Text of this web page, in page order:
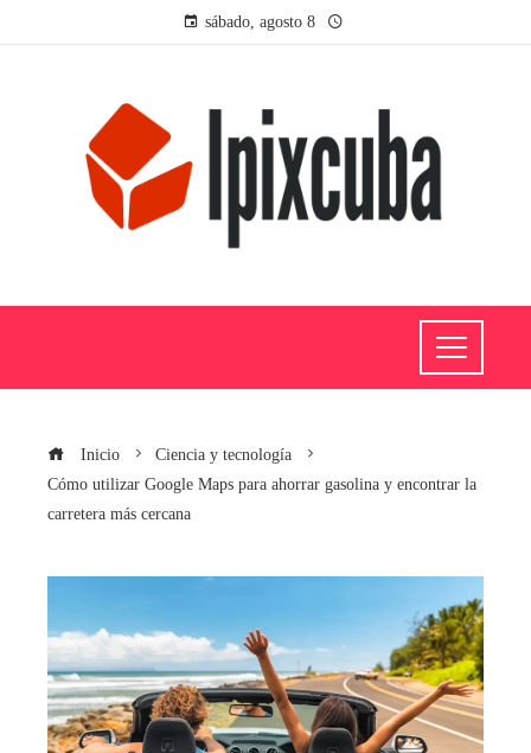
sábado, agosto 8
Inicio
Ciencia y tecnología
Cómo utilizar Google Maps para ahorrar gasolina y encontrar la
carretera más cercana